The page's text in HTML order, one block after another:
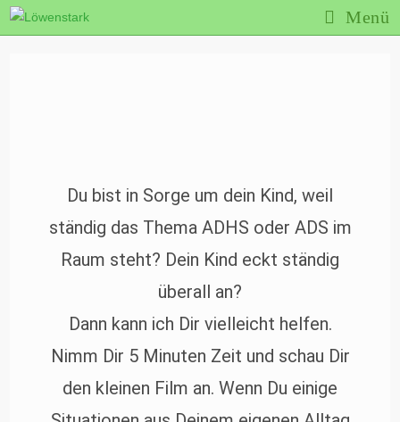
Menü
Du bist in Sorge um dein Kind, weil
ständig das Thema ADHS oder ADS im
Raum steht? Dein Kind eckt ständig
überall an?
Dann kann ich Dir vielleicht helfen.
Nimm Dir 5 Minuten Zeit und schau Dir
den kleinen Film an. Wenn Du einige